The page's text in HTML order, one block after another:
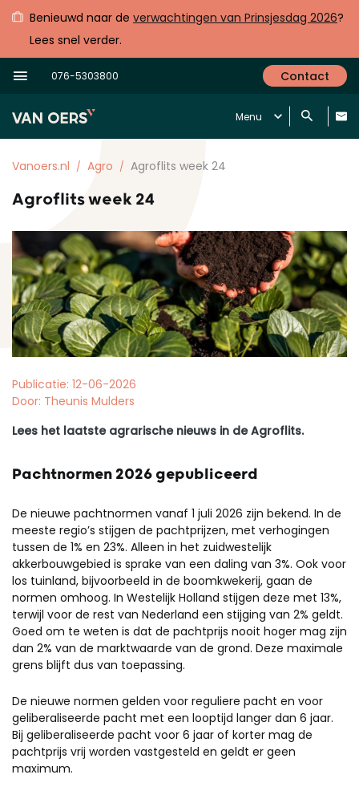
Benieuwd naar de verwachtingen van Prinsjesdag 2026?
Lees snel verder.
076-5303800 Contact
Menu
Vanoers.nl Agro Agroflits week 24
Agroflits week 24
Publicatie: 12-06-2026
Door: Theunis Mulders
Lees het laatste agrarische nieuws in de Agroflits.
Pachtnormen 2026 gepubliceerd
De nieuwe pachtnormen vanaf 1 juli 2026 zijn bekend. In de
meeste regio’s stijgen de pachtprijzen, met verhogingen
tussen de 1% en 23%. Alleen in het zuidwestelijk
akkerbouwgebied is sprake van een daling van 3%. Ook voor
los tuinland, bijvoorbeeld in de boomkwekerij, gaan de
normen omhoog. In Westelijk Holland stijgen deze met 13%,
terwijl voor de rest van Nederland een stijging van 2% geldt.
Goed om te weten is dat de pachtprijs nooit hoger mag zijn
dan 2% van de marktwaarde van de grond. Deze maximale
grens blijft dus van toepassing.
De nieuwe normen gelden voor reguliere pacht en voor
geliberaliseerde pacht met een looptijd langer dan 6 jaar.
Bij geliberaliseerde pacht voor 6 jaar of korter mag de
pachtprijs vrij worden vastgesteld en geldt er geen
maximum.